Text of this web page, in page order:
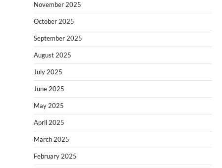
November 2025
October 2025
September 2025
August 2025
July 2025
June 2025
May 2025
April 2025
March 2025
February 2025